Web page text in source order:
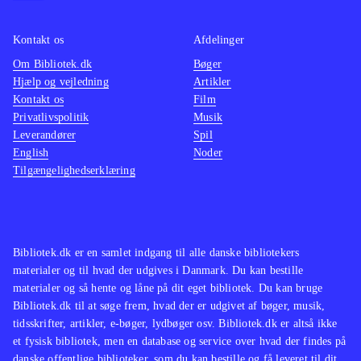
velkendte Singstar koncept. Men
netop det velkendte sangrepertoire vil
nok gøre det populært i de danske
stuer på tværs af aldersgrupper
Singstar konceptet er trods mange år
på bagen og begrænset udvikling af
gameplay siden fremkomsten stadig
med en sangstjerne i maven.
Bibliotek.dk er en samlet indgang til alle danske bibliotekers
materialer og til hvad der udgives i Danmark. Du kan bestille
materialer og så hente og låne på dit eget bibliotek. Du kan bruge
Bibliotek.dk til at søge frem, hvad der er udgivet af bøger, musik,
tidsskrifter, artikler, e-bøger, lydbøger osv. Bibliotek.dk er altså ikke
et fysisk bibliotek, men en database og service over hvad der findes på
Kontakt os
Om Bibliotek.dk
Hjælp og vejledning
Kontakt os
Privatlivspolitik
Leverandører
English
Tilgængelighedserklæring
Afdelinger
Bøger
Artikler
Film
Musik
Spil
Noder